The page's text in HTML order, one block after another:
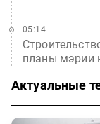
планы мэрии
05:14
Актуальные